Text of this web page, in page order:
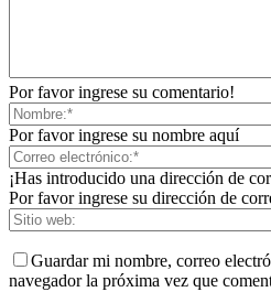
Por favor ingrese su comentario!
Por favor ingrese su nombre aquí
¡Has introducido una dirección de
Por favor ingrese su dirección de
Guardar mi nombre, correo
navegador la próxima vez que